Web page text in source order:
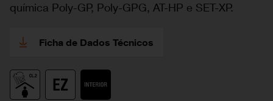
química Poly-GP, Poly-GPG, AT-HP e SET-XP.
Ficha de Dados Técnicos